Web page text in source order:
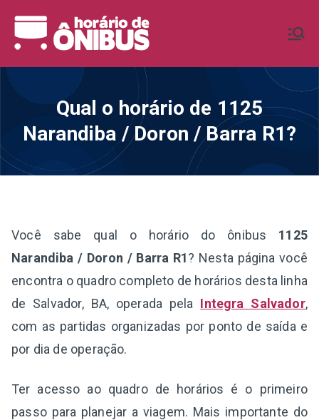
para
Ônibus BR
Horários de Ônibus de todo o
Qual o horário de 1125
Narandiba / Doron / Barra R1?
Você sabe qual o horário do ônibus 1125
Narandiba / Doron / Barra R1? Nesta página você
encontra o quadro completo de horários desta linha
de Salvador, BA, operada pela Integra Salvador,
com as partidas organizadas por ponto de saída e
por dia de operação.
Ter acesso ao quadro de horários é o primeiro
passo para planejar a viagem. Mais importante do